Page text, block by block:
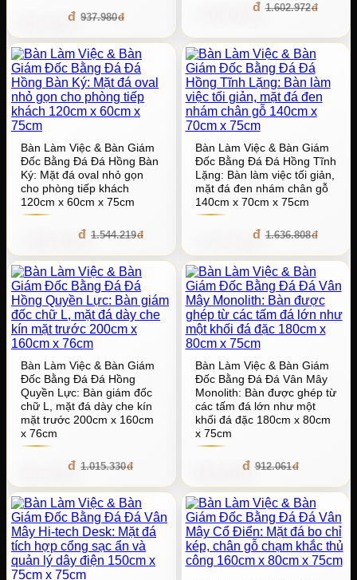
937.980
1.602.972
Bàn Làm Việc & Bàn Giám
Đốc Bằng Đá Đá Hồng Bàn
Ký: Mặt đá oval nhỏ gọn
cho phòng tiếp khách
120cm x 60cm x 75cm
1.544.219
Bàn Làm Việc & Bàn Giám
Đốc Bằng Đá Đá Hồng Tĩnh
Lặng: Bàn làm việc tối giản,
mặt đá đen nhám chân gỗ
140cm x 70cm x 75cm
1.636.808
Bàn Làm Việc & Bàn Giám
Đốc Bằng Đá Đá Hồng
Quyền Lực: Bàn giám đốc
chữ L, mặt đá dày che kín
mặt trước 200cm x 160cm
x 76cm
1.015.330
Bàn Làm Việc & Bàn Giám
Đốc Bằng Đá Đá Vân Mây
Monolith: Bàn được ghép từ
các tấm đá lớn như một
khối đá đặc 180cm x 80cm
x 75cm
912.061